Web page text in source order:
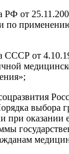
РФ от
по
СССР от
выбора
при оказании